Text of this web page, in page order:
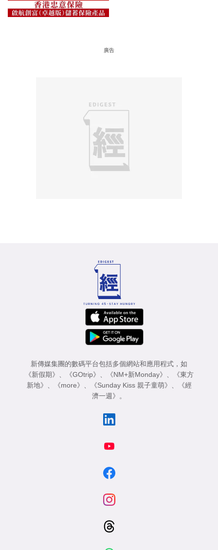
廣告
新傳媒集團的數碼平台包括多個網站和應用程式，如
《新假期》
《GOtrip》 《NM+新Monday》
《東方
新地》
《more》 《Sunday Kiss 親子童萌》
《經
濟一週》
。